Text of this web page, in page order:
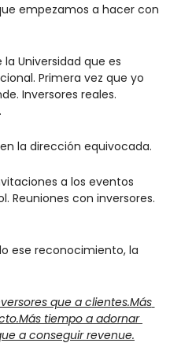
empezamos a hacer con
Universidad que es
Primera vez que yo
Inversores reales.
la dirección equivocada.
a los eventos
Reuniones con inversores.
ese reconocimiento, la
que a clientes.Más
tiempo a adornar
a conseguir revenue.